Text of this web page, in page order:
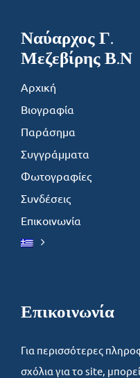
Ναύαρχος Γ.
Μεζεβίρης Β.Ν
Αρχική
Βιογραφία
Παράσημα
Συγγράμματα
Φωτογραφίες
Συνδέσεις
Επικοινωνία
Επικοινωνία
Για περισσότερες
σχόλια για το site,